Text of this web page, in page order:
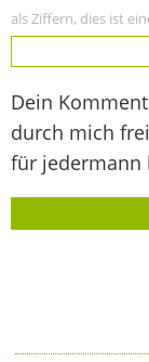
als Ziffern, dies ist
Dein
durch mich
für jedermann